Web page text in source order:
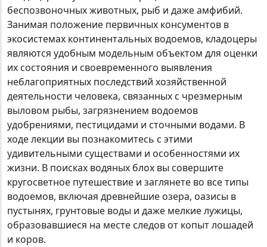
беспозвоночных животных, рыб и даже амфибий.
Занимая положение первичных консументов в
экосистемах континентальных водоемов, кладоцеры
являются удобным модельным объектом для оценки
их состояния и своевременного выявления
неблагоприятных последствий хозяйственной
деятельности человека, связанных с чрезмерным
выловом рыбы, загрязнением водоемов
удобрениями, пестицидами и сточными водами. В
ходе лекции вы познакомитесь с этими
удивительными существами и особенностями их
жизни. В поисках водяных блох вы совершите
кругосветное путешествие и заглянете во все типы
водоемов, включая древнейшие озера, оазисы в
пустынях, грунтовые воды и даже мелкие лужицы,
образовавшиеся на месте следов от копыт лошадей
и коров.